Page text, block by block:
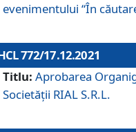
evenimentului “În
772/17.12.2021
Titlu: Aprobarea
Societăţii RIAL S.R.L.